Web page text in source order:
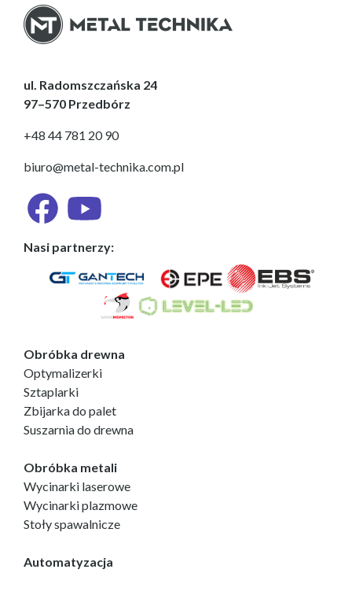
ul. Radomszczańska 24
97–570 Przedbórz
+48 44 781 20 90
biuro@metal-technika.com.pl
Nasi partnerzy:
Obróbka drewna
Optymalizerki
Sztaplarki
Zbijarka do palet
Suszarnia do drewna
Obróbka metali
Wycinarki laserowe
Wycinarki plazmowe
Stoły spawalnicze
Automatyzacja